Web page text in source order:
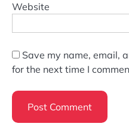
Website
Save my name, email,
for the next time I